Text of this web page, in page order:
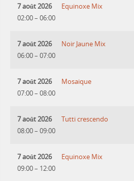
7 août 2026
02:00– 06:00
Equinoxe Mix
7 août 2026
06:00– 07:00
Noir Jaune Mix
7 août 2026
07:00– 08:00
Mosaique
7 août 2026
08:00– 09:00
Tutti crescendo
7 août 2026
09:00– 12:00
Equinoxe Mix